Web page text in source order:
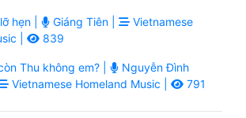
hẹn | Giáng Tiên |
Vietnamese
|
839
Thu không em? |
Nguyễn Đình
Vietnamese Homeland Music | 791